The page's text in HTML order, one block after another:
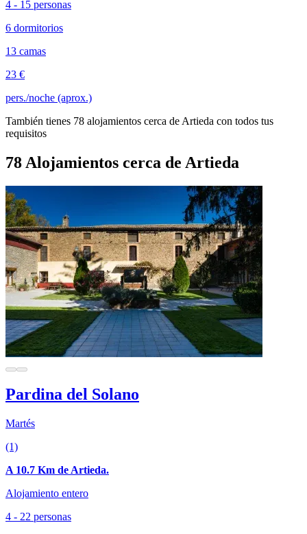
4 - 15 personas
6 dormitorios
13 camas
23 €
pers./noche (aprox.)
También tienes 78 alojamientos cerca de Artieda con todos tus
requisitos
78 Alojamientos cerca de Artieda
Pardina del Solano
Martés
(1)
A 10.7 Km de Artieda.
Alojamiento entero
4 - 22 personas